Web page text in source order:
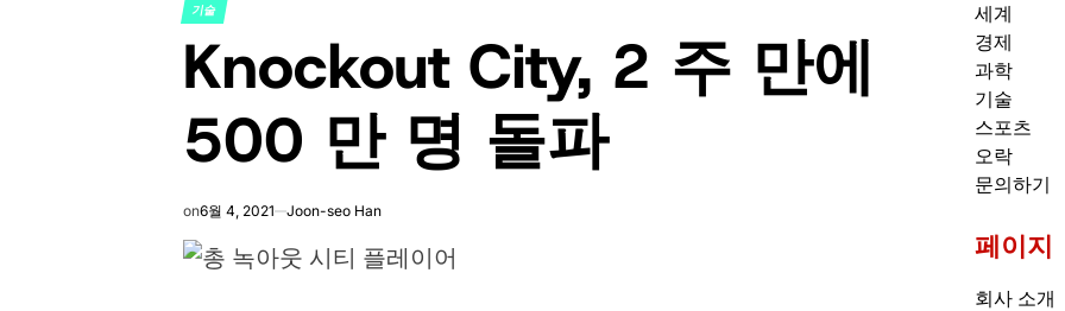
POSTED
IN
기술
Knockout City, 2 주 만에
500 만 명 돌파
on6월 4, 2021 Joon-seo Han
세계
경제
과학
기술
스포츠
오락
문의하기
페이지
회사 소개